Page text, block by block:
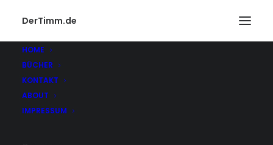
DerTimm.de
HOME
BÜCHER
KONTAKT
ABOUT
IMPRESSUM